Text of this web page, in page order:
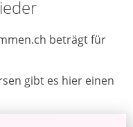
beträgt für
gibt es hier einen